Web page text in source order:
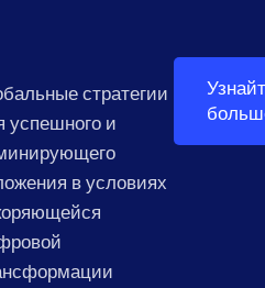
стратегии
успешного и
в условиях